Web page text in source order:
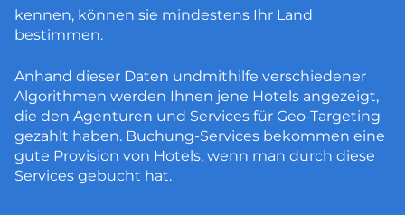
kennen, können sie mindestens Ihr Land
bestimmen.
Anhand dieser Daten undmithilfe verschiedener
Algorithmen werden Ihnen jene Hotels angezeigt,
die den Agenturen und Services für Geo-Targeting
gezahlt haben. Buchung-Services bekommen eine
gute Provision von Hotels, wenn man durch diese
Services gebucht hat.